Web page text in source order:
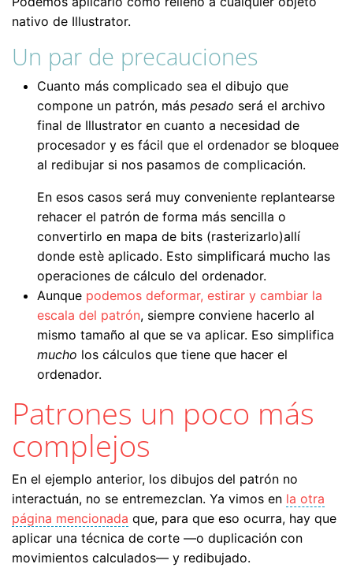
nativo de Illustrator.
Un par de precauciones
Cuanto más complicado sea el dibujo que
compone un patrón, más pesado será el archivo
final de Illustrator en cuanto a necesidad de
procesador y es fácil que el ordenador se bloquee
al redibujar si nos pasamos de complicación.
En esos casos será muy conveniente replantearse
rehacer el patrón de forma más sencilla o
convertirlo en mapa de bits (rasterizarlo)allí
donde estè aplicado. Esto simplificará mucho las
operaciones de cálculo del ordenador.
Aunque podemos deformar, estirar y cambiar la
escala del patrón, siempre conviene hacerlo al
mismo tamaño al que se va aplicar. Eso simplifica
mucho los cálculos que tiene que hacer el
ordenador.
Patrones un poco más
complejos
En el ejemplo anterior, los dibujos del patrón no
interactuán, no se entremezclan. Ya vimos en la otra
página mencionada que, para que eso ocurra, hay que
aplicar una técnica de corte —o duplicación con
movimientos calculados— y redibujado.